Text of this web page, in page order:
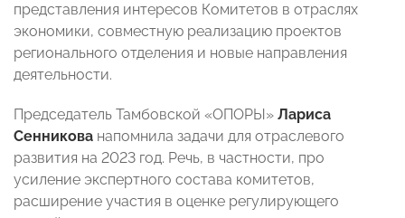
представления интересов Комитетов в отраслях
экономики, совместную реализацию проектов
регионального отделения и новые направления
деятельности.
Председатель Тамбовской «ОПОРЫ» Лариса
Сенникова напомнила задачи для отраслевого
развития на 2023 год. Речь, в частности, про
усиление экспертного состава комитетов,
расширение участия в оценке регулирующего